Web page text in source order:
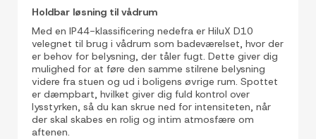
Holdbar løsning til vådrum
Med en IP44-klassificering nedefra er HiluX D10
velegnet til brug i vådrum som badeværelset, hvor der
er behov for belysning, der tåler fugt. Dette giver dig
mulighed for at føre den samme stilrene belysning
videre fra stuen og ud i boligens øvrige rum. Spottet
er dæmpbart, hvilket giver dig fuld kontrol over
lysstyrken, så du kan skrue ned for intensiteten, når
der skal skabes en rolig og intim atmosfære om
aftenen.